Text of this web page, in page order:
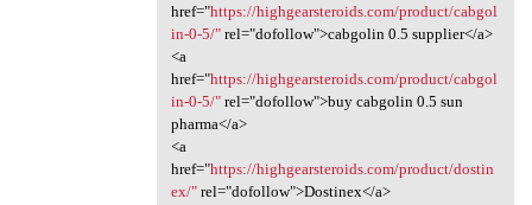
href="https://highgearsteroids.com/product/cabgol
in-0-5/"rel="dofollow">cabgolin 0.5 supplier</a>
<a
href="https://highgearsteroids.com/product/cabgol
in-0-5/"rel="dofollow">buy cabgolin 0.5 sun
pharma</a>
<a
href="https://highgearsteroids.com/product/dostin
ex/"rel="dofollow">Dostinex</a>